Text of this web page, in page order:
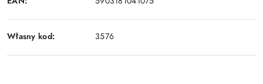
Własny kod: 3576